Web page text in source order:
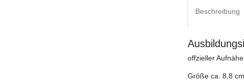
Beschreibung
offzieller
Größe ca. 8,8